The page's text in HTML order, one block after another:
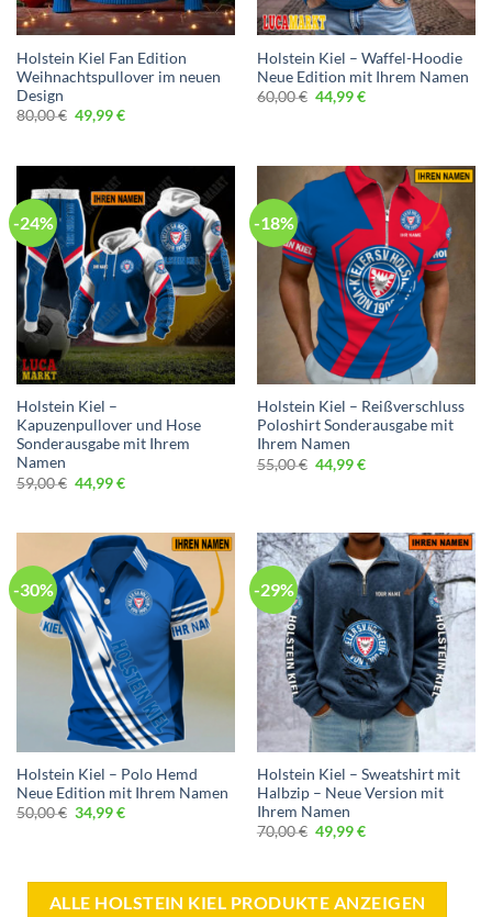
Holstein Kiel Fan Edition
Weihnachtspullover im neuen
Design
80,00€ Ursprünglicher
Preis
49,99€Aktueller
Holstein Kiel – Waffel-Hoodie
Neue Edition mit Ihrem Namen
60,00€ Ursprünglicher
Preis
44,99€Aktueller
-24%
Holstein Kiel –
Kapuzenpullover und Hose
Sonderausgabe mit Ihrem
Namen
59,00€ Ursprünglicher
Preis
44,99€Aktueller
-18%
Holstein Kiel – Reißverschluss
Poloshirt Sonderausgabe mit
Ihrem Namen
55,00€ Ursprünglicher
Preis
44,99€Aktueller
-30%
Holstein Kiel – Polo Hemd
Neue Edition mit Ihrem Namen
50,00€ Ursprünglicher
Preis
34,99€Aktueller
-29%
Holstein Kiel – Sweatshirt mit
Halbzip – Neue Version mit
Ihrem Namen
70,00€ Ursprünglicher
Preis
49,99€Aktueller
ALLE HOLSTEIN KIEL PRODUKTE ANZEIGEN